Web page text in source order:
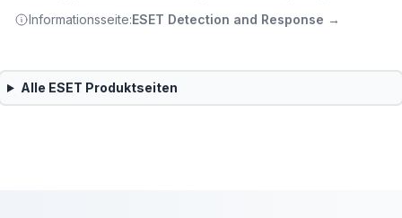
Informationsseite:ESET Detection and Response →
Alle ESET Produktseiten